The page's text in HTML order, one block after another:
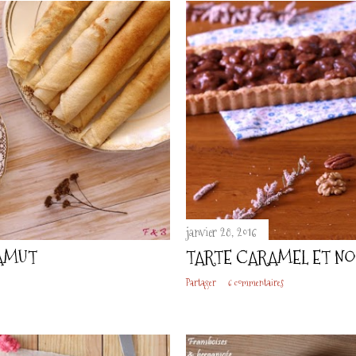
janvier 28, 2016
TARTE CARAMEL ET
Partager 6 commentaires